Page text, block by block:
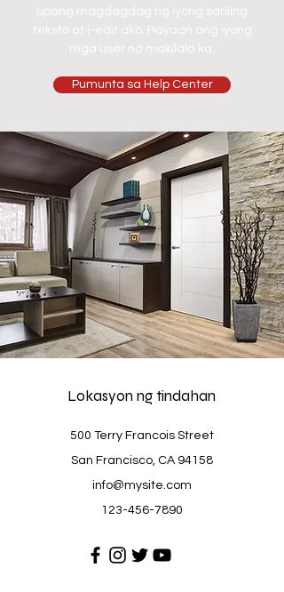
upang magdagdag ng iyong sariling
teksto at i-edit ako. Hayaan ang iyong
mga user na makilala ka.
Pumunta sa Help Center
Lokasyon ng tindahan
500 Terry Francois Street
San Francisco, CA 94158
info@mysite.com
123-456-7890